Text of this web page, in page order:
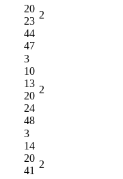
20
23
44
47
2
3
10
13
20
24
48
2
3
14
20
41
2